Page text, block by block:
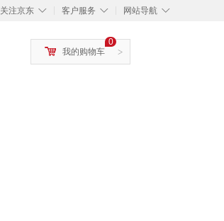
◇
关注京东 ◇
客户服务 ◇
网站导航
>
0
我的购物车